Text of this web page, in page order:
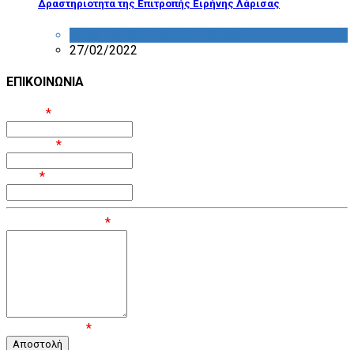
Δραστηριοτητα της Επιτροπής Ειρήνης Λάρισας
27/02/2022
ΕΠΙΚΟΙΝΩΝΙΑ
*
*
*
*
*